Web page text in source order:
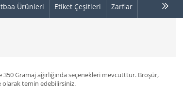
Ürünleri Etiket Çeşitleri Zarflar
350 Gramaj ağırlığında seçenekleri mevcutttur. Broşür,
olarak temin edebilirsiniz.